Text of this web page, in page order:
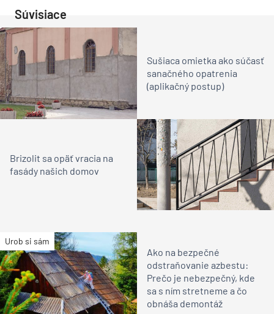
Súvisiace
Sušiaca omietka ako súčasť
sanačného opatrenia
(aplikačný postup)
Brizolit sa opäť vracia na
fasády našich domov
Urob si sám
Ako na bezpečné
odstraňovanie azbestu:
Prečo je nebezpečný, kde
sa s ním stretneme a čo
obnáša demontáž